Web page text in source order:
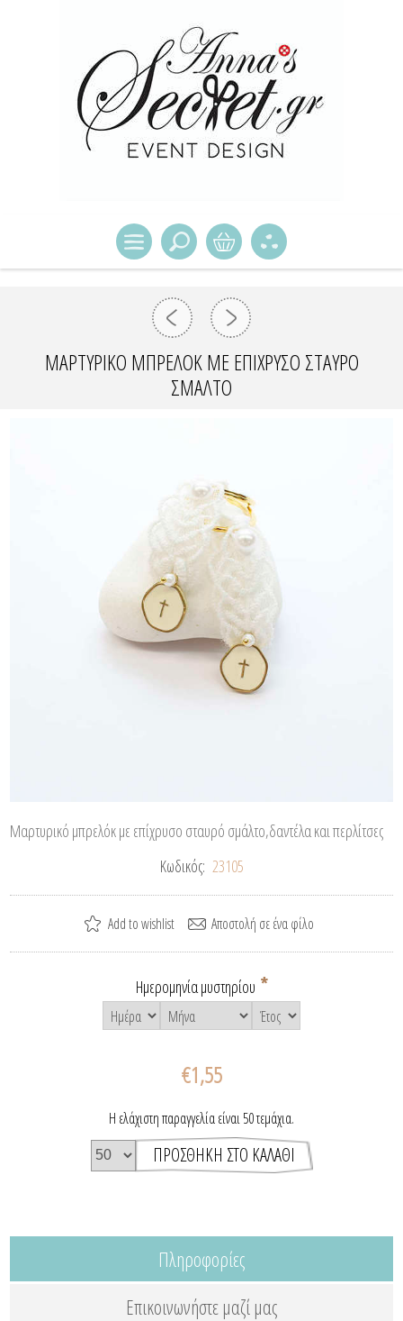
ΜΑΡΤΥΡΙΚΌ ΜΠΡΕΛΌΚ ΜΕ ΕΠΊΧΡΥΣΟ ΣΤΑΥΡΌ
ΣΜΆΛΤΟ
Μαρτυρικό μπρελόκ με επίχρυσο σταυρό σμάλτο,δαντέλα και περλίτσες
Κωδικός: 23105
Ημερομηνία μυστηρίου *
€1,55
Η ελάχιστη παραγγελία είναι 50 τεμάχια.
Πληροφορίες
Επικοινωνήστε μαζί μας